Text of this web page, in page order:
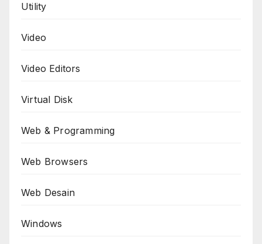
Utility
Video
Video Editors
Virtual Disk
Web & Programming
Web Browsers
Web Desain
Windows